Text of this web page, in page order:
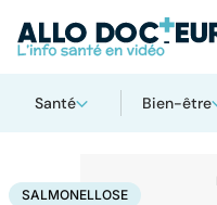
Santé Bien-être
AccueilSanté Salmonellose
SALMONELLOSE